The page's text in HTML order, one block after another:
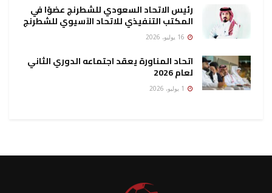
رئيس الاتحاد السعودي للشطرنج عضوًا في
المكتب التنفيذي للاتحاد الآسيوي للشطرنج
اتحاد المناورة يعقد اجتماعه الدوري الثاني
لعام 2026